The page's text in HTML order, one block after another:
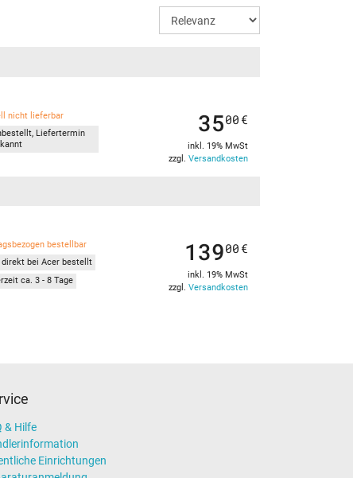
nicht lieferbar
Liefertermin
3500 €
inkl. 19% MwSt
zzgl. Versandkosten
bestellbar
direkt bei Acer bestellt
ca. 3 - 8 Tage
13900 €
inkl. 19% MwSt
zzgl. Versandkosten
& Hilfe
Einrichtungen